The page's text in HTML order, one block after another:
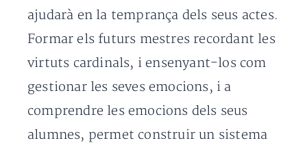
ajudarà en la temprança dels seus actes.
Formar els futurs mestres recordant les
virtuts cardinals, i ensenyant-los com
gestionar les seves emocions, i a
comprendre les emocions dels seus
alumnes, permet construir un sistema